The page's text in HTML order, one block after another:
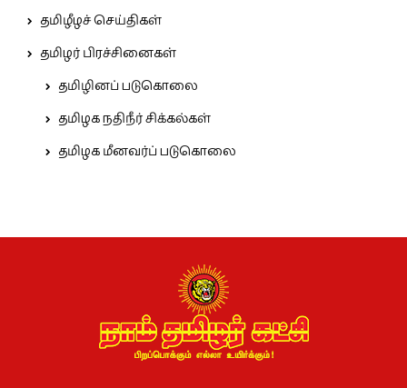
தமிழீழச் செய்திகள்
தமிழர் பிரச்சினைகள்
தமிழினப் படுகொலை
தமிழக நதிநீர் சிக்கல்கள்
தமிழக மீனவர்ப் படுகொலை